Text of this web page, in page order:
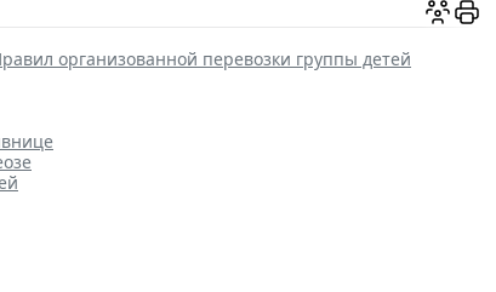
организованной перевозки группы детей